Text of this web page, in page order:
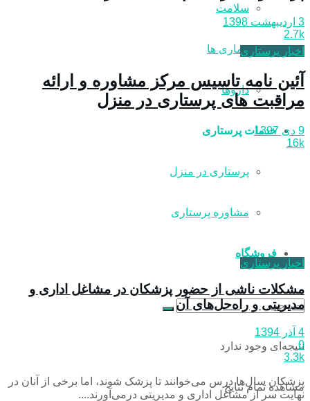
سلامت
بیماری ها
داروها
خدمات پرستاری
پرستاری در منزل
مشاوره پرستاری
فروشگاه
نتیجه‌ای وجود ندارد
مشاهده تمام نتایج
3 اردیبهشت 1398
2.7k
اخبار پرستاری
آئين نامه تاسيس مركز مشاوره و ارائه
مراقبت های پرستاری در منزل
9 دی 1397
16k
اخبار پرستاری
مشکلات ناشی از حضور پزشکان در مشاغل اداری و
مدیریتی و راه‌حل‌های آن
4 آذر 1394
0
3.3k
پزشکان سال‌ها درس می‌خوانند تا پزشک شوند، اما برخی از آنان در
نهایت سر از مشاغل اداری و مدیریتی درمی‌آورند....